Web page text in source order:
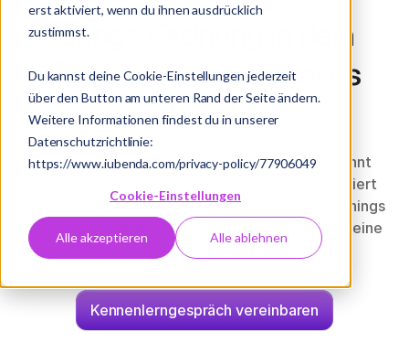
erst aktiviert, wenn du ihnen ausdrücklich
zustimmst.
Du kannst deine Cookie-Einstellungen jederzeit
über den Button am unteren Rand der Seite ändern.
Weitere Informationen findest du in unserer
Datenschutzrichtlinie:
https://www.iubenda.com/privacy-policy/77906049
Cookie-Einstellungen
Alle akzeptieren Alle ablehnen
Bringe Ordnung in dein
Projektwissen, bevor es
dich einholt
Statt endloser Ordner- und Mail-Suchen erkennt
MAIA automatisch Projekterkenntnisse, analysiert
auch frühere Projekte und macht implizite Learnings
zentral abfragbar – für schnelle Antworten und eine
klare Projektübersicht.
Kennenlerngespräch vereinbaren